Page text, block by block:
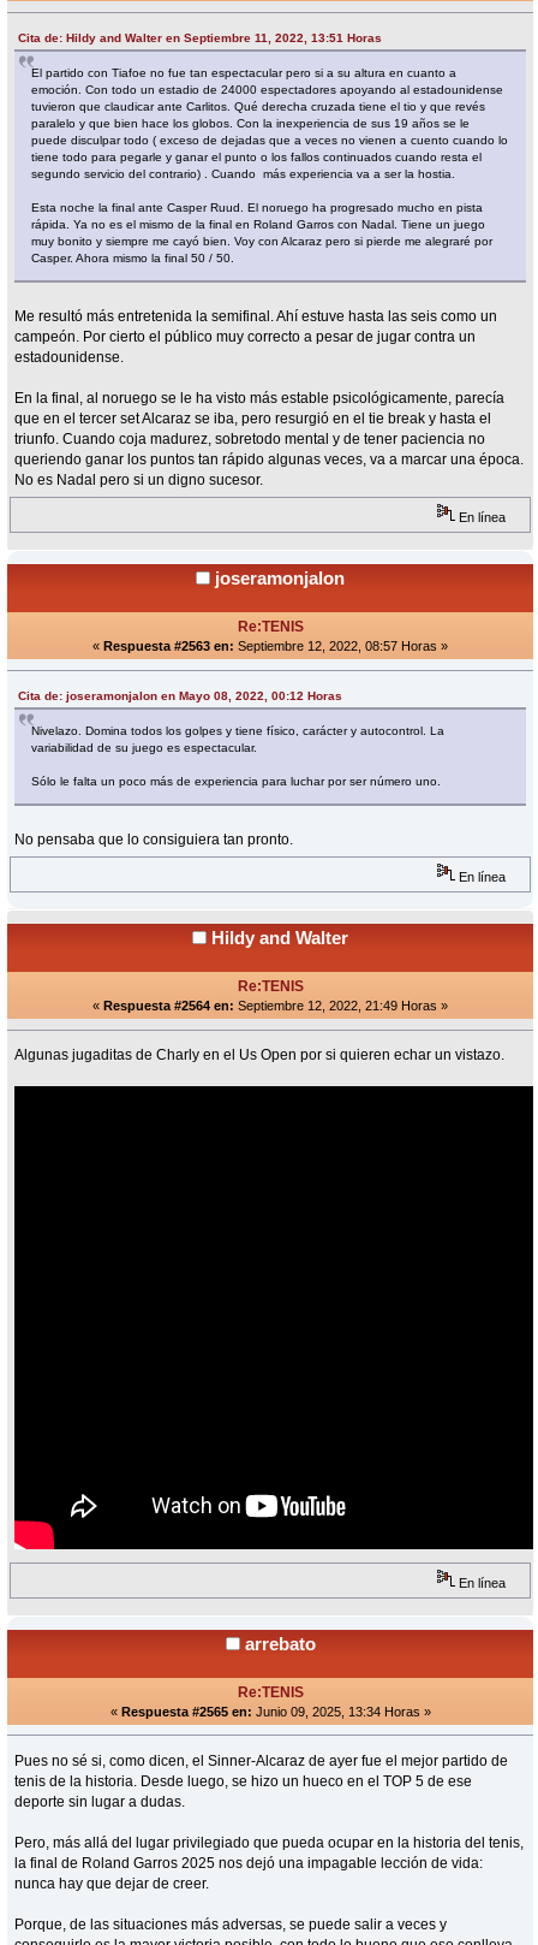
Cita de: Hildy and Walter en Septiembre 11, 2022, 13:51 Horas
El partido con Tiafoe no fue tan espectacular pero si a su altura en cuanto a
emoción. Con todo un estadio de 24000 espectadores apoyando al estadounidense
tuvieron que claudicar ante Carlitos. Qué derecha cruzada tiene el tio y que revés
paralelo y que bien hace los globos. Con la inexperiencia de sus 19 años se le
puede disculpar todo ( exceso de dejadas que a veces no vienen a cuento cuando lo
tiene todo para pegarle y ganar el punto o los fallos continuados cuando resta el
segundo servicio del contrario) . Cuando más experiencia va a ser la hostia.
Esta noche la final ante Casper Ruud. El noruego ha progresado mucho en pista
rápida. Ya no es el mismo de la final en Roland Garros con Nadal. Tiene un juego
muy bonito y siempre me cayó bien. Voy con Alcaraz pero si pierde me alegraré por
Casper. Ahora mismo la final 50 / 50.
Me resultó más entretenida la semifinal. Ahí estuve hasta las seis como un
campeón. Por cierto el público muy correcto a pesar de jugar contra un
estadounidense.
En la final, al noruego se le ha visto más estable psicológicamente, parecía
que en el tercer set Alcaraz se iba, pero resurgió en el tie break y hasta el
triunfo. Cuando coja madurez, sobretodo mental y de tener paciencia no
queriendo ganar los puntos tan rápido algunas veces, va a marcar una época.
No es Nadal pero si un digno sucesor.
En línea
joseramonjalon
Re:TENIS
« Respuesta #2563 en: Septiembre 12, 2022, 08:57 Horas »
Cita de: joseramonjalon en Mayo 08, 2022, 00:12 Horas
Nivelazo. Domina todos los golpes y tiene físico, carácter y autocontrol. La
variabilidad de su juego es espectacular.
Sólo le falta un poco más de experiencia para luchar por ser número uno.
No pensaba que lo consiguiera tan pronto.
En línea
Hildy and Walter
Re:TENIS
« Respuesta #2564 en: Septiembre 12, 2022, 21:49 Horas »
Algunas jugaditas de Charly en el Us Open por si quieren echar un vistazo.
En línea
arrebato
Re:TENIS
« Respuesta #2565 en: Junio 09, 2025, 13:34 Horas »
Pues no sé si, como dicen, el Sinner-Alcaraz de ayer fue el mejor partido de
tenis de la historia. Desde luego, se hizo un hueco en el TOP 5 de ese
deporte sin lugar a dudas.
Pero, más allá del lugar privilegiado que pueda ocupar en la historia del tenis,
la final de Roland Garros 2025 nos dejó una impagable lección de vida:
nunca hay que dejar de creer.
Porque, de las situaciones más adversas, se puede salir a veces y